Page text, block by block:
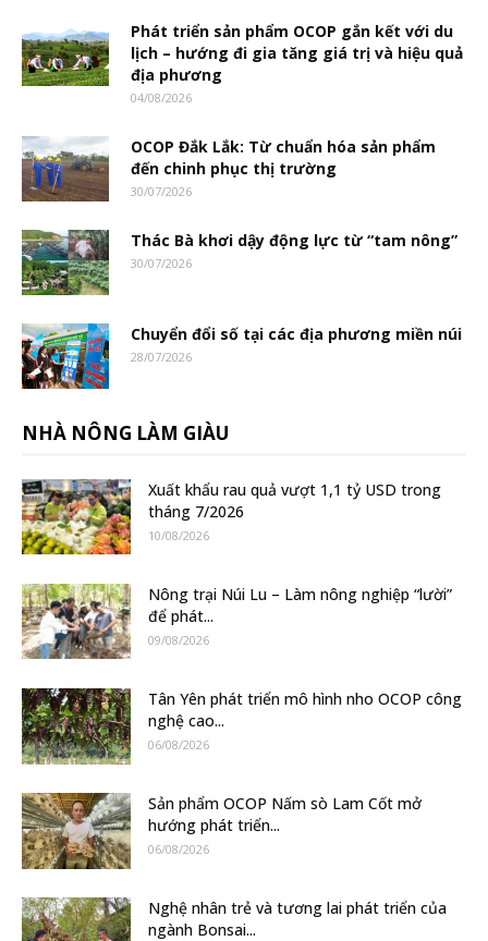
Phát triển sản phẩm OCOP gắn kết với du
lịch – hướng đi gia tăng giá trị và hiệu quả
địa phương
04/08/2026
OCOP Đắk Lắk: Từ chuẩn hóa sản phẩm
đến chinh phục thị trường
30/07/2026
Thác Bà khơi dậy động lực từ “tam nông”
30/07/2026
Chuyển đổi số tại các địa phương miền núi
28/07/2026
NHÀ NÔNG LÀM GIÀU
Xuất khẩu rau quả vượt 1,1 tỷ USD trong
tháng 7/2026
10/08/2026
Nông trại Núi Lu – Làm nông nghiệp “lười”
để phát...
09/08/2026
Tân Yên phát triển mô hình nho OCOP công
nghệ cao...
06/08/2026
Sản phẩm OCOP Nấm sò Lam Cốt mở
hướng phát triển...
06/08/2026
Nghệ nhân trẻ và tương lai phát triển của
ngành Bonsai...